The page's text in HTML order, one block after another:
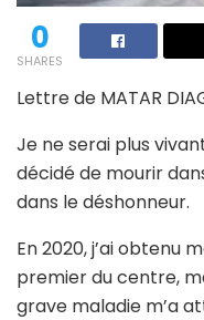
0
SHARES
Lettre de MATAR
Je ne serai plus
décidé de mourir
dans le déshonneur.
En 2020, j’ai obtenu
premier du centre,
grave maladie m’a